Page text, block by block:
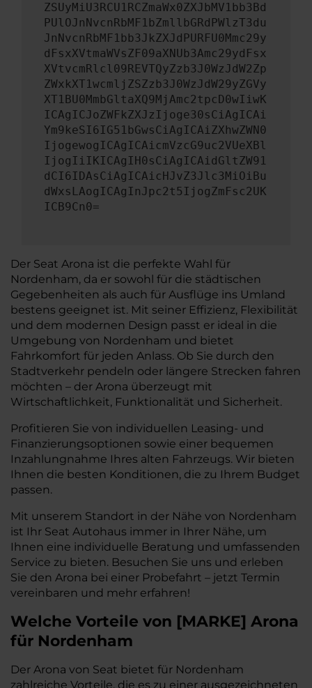
ZSUyMiU3RCU1RCZmaWx0ZXJbMV1bb3Bd
PUlOJnNvcnRbMF1bZmllbGRdPWlzT3du
JnNvcnRbMF1bb3JkZXJdPURFU0Mmc29y
dFsxXVtmaWVsZF09aXNUb3Amc29ydFsx
XVtvcmRlcl09REVTQyZzb3J0WzJdW2Zp
ZWxkXT1wcmljZSZzb3J0WzJdW29yZGVy
XT1BU0MmbGltaXQ9MjAmc2tpcD0wIiwK
ICAgICJoZWFkZXJzIjoge30sCiAgICAi
Ym9keSI6IG51bGwsCiAgICAiZXhwZWN0
IjogewogICAgICAicmVzcG9uc2VUeXBl
IjogIiIKICAgIH0sCiAgICAidGltZW91
dCI6IDAsCiAgICAicHJvZ3Jlc3MiOiBu
dWxsLAogICAgInJpc2t5IjogZmFsc2UK
ICB9Cn0=
Der Seat Arona ist die perfekte Wahl für
Nordenham, da er sowohl für die städtischen
Gegebenheiten als auch für Ausflüge ins Umland
bestens geeignet ist. Mit seiner Effizienz, Flexibilität
und dem modernen Design passt er ideal in die
Umgebung von Nordenham und bietet
Fahrkomfort für jeden Anlass. Ob Sie durch den
Stadtverkehr pendeln oder längere Strecken fahren
möchten – der Arona überzeugt mit
Wirtschaftlichkeit, Funktionalität und Sicherheit.
Profitieren Sie von individuellen Leasing- und
Finanzierungsoptionen sowie einer bequemen
Inzahlungnahme Ihres alten Fahrzeugs. Wir bieten
Ihnen die besten Konditionen, die zu Ihrem Budget
passen.
Mit unserem Standort in der Nähe von Nordenham
ist Ihr Seat Autohaus immer in Ihrer Nähe, um
Ihnen eine individuelle Beratung und umfassenden
Service zu bieten. Besuchen Sie uns und erleben
Sie den Arona bei einer Probefahrt – jetzt Termin
vereinbaren und mehr erfahren!
Welche Vorteile von [MARKE] Arona
für Nordenham
Der Arona von Seat bietet für Nordenham
zahlreiche Vorteile, die es zu einer ausgezeichneten